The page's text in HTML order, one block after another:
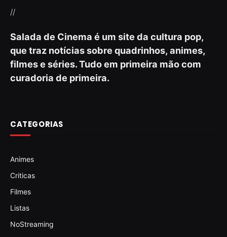
//
Salada de Cinema é um site da cultura pop,
que traz notícias sobre quadrinhos, animes,
filmes e séries. Tudo em primeira mão com
curadoria de primeira.
CATEGORIAS
Animes
Criticas
Filmes
Listas
NoStreaming